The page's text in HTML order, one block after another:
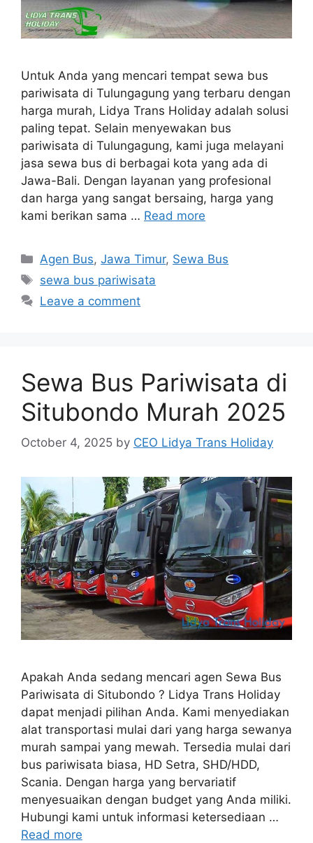
Untuk Anda yang mencari tempat sewa bus
pariwisata di Tulungagung yang terbaru dengan
harga murah, Lidya Trans Holiday adalah solusi
paling tepat. Selain menyewakan bus
pariwisata di Tulungagung, kami juga melayani
jasa sewa bus di berbagai kota yang ada di
Jawa-Bali. Dengan layanan yang profesional
dan harga yang sangat bersaing, harga yang
kami berikan sama … Read more
Categories
Agen Bus,Jawa Timur, Sewa Bus
Tags
sewa bus pariwisata
Leave a comment
Sewa Bus Pariwisata di
Situbondo Murah 2025
October 4, 2025 by CEO Lidya Trans Holiday
Apakah Anda sedang mencari agen Sewa Bus
Pariwisata di Situbondo ? Lidya Trans Holiday
dapat menjadi pilihan Anda. Kami menyediakan
alat transportasi mulai dari yang harga sewanya
murah sampai yang mewah. Tersedia mulai dari
bus pariwisata biasa, HD Setra, SHD/HDD,
Scania. Dengan harga yang bervariatif
menyesuaikan dengan budget yang Anda miliki.
Hubungi kami untuk informasi ketersediaan …
Read more